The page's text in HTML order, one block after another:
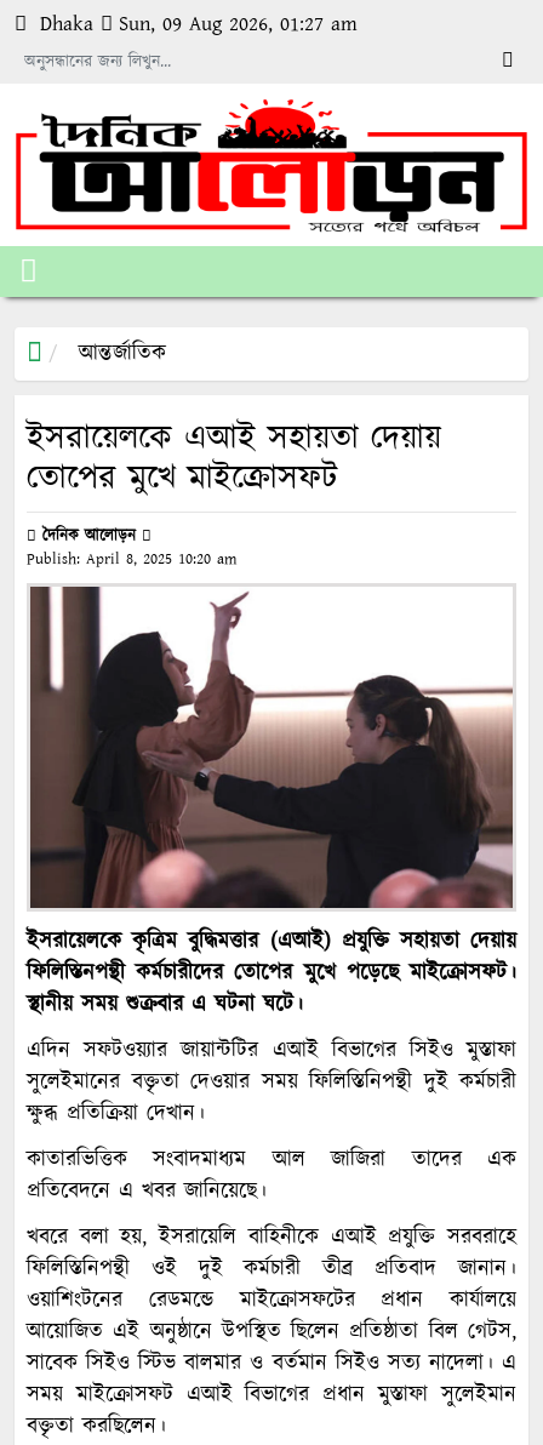
Dhaka Sun, 09 Aug 2026, 01:27 am
আন্তর্জাতিক
ইসরায়েলকে এআই সহায়তা দেয়ায়
তোপের মুখে মাইক্রোসফট
দৈনিক আলোড়ন
Publish: April 8, 2025 10:20 am
ইসরায়েলকে কৃত্রিম বুদ্ধিমত্তার (এআই) প্রযুক্তি সহায়তা দেয়ায়
ফিলিস্তিনপন্থী কর্মচারীদের তোপের মুখে পড়েছে মাইক্রোসফট।
স্থানীয় সময় শুক্রবার এ ঘটনা ঘটে।
এদিন সফটওয়্যার জায়ান্টটির এআই বিভাগের সিইও মুস্তাফা
সুলেইমানের বক্তৃতা দেওয়ার সময় ফিলিস্তিনিপন্থী দুই কর্মচারী
ক্ষুব্ধ প্রতিক্রিয়া দেখান।
কাতারভিত্তিক সংবাদমাধ্যম আল জাজিরা তাদের এক
প্রতিবেদনে এ খবর জানিয়েছে।
খবরে বলা হয়, ইসরায়েলি বাহিনীকে এআই প্রযুক্তি সরবরাহে
ফিলিস্তিনিপন্থী ওই দুই কর্মচারী তীব্র প্রতিবাদ জানান।
ওয়াশিংটনের রেডমন্ডে মাইক্রোসফটের প্রধান কার্যালয়ে
আয়োজিত এই অনুষ্ঠানে উপস্থিত ছিলেন প্রতিষ্ঠাতা বিল গেটস,
সাবেক সিইও স্টিভ বালমার ও বর্তমান সিইও সত্য নাদেলা। এ
সময় মাইক্রোসফট এআই বিভাগের প্রধান মুস্তাফা সুলেইমান
বক্তৃতা করছিলেন।